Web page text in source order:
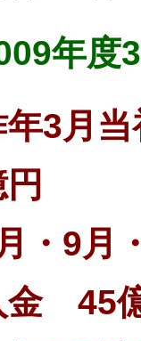
年度
年3月
・9
金 45